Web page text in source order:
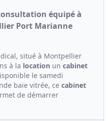
équipé à
Port Marianne
situé à Montpellier
à la location un cabinet
le samedi
baie vitrée, ce cabinet
de démarrer